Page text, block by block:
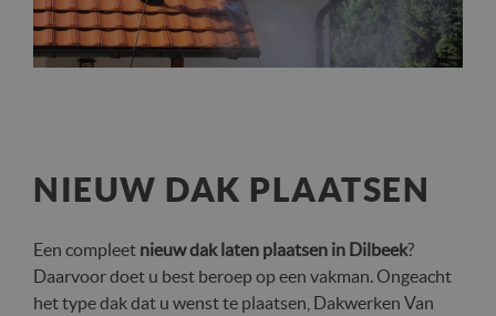
NIEUW DAK PLAATSEN
Een compleet nieuw dak laten plaatsen in Dilbeek?
Daarvoor doet u best beroep op een vakman. Ongeacht
het type dak dat u wenst te plaatsen, Dakwerken Van